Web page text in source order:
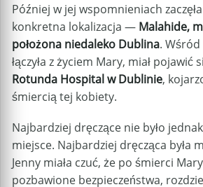
Później w jej wspomnieniach
konkretna lokalizacja — Malahide,
położona niedaleko Dublina.
łączyła z życiem Mary, miał pojawić
Rotunda Hospital w Dublinie,
śmiercią tej kobiety.
Najbardziej dręczące nie było
miejsce. Najbardziej dręcząca była
Jenny miała czuć, że po śmierci
pozbawione bezpieczeństwa,